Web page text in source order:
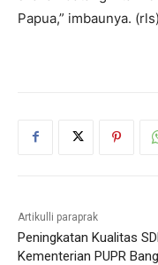
Papua,” imbaunya. (rls)
Artikulli paraprak
Peningkatan Kualitas
Kementerian PUPR